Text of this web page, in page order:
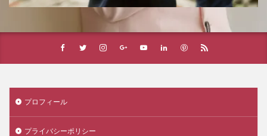
プロフィール
プライバシーポリシー